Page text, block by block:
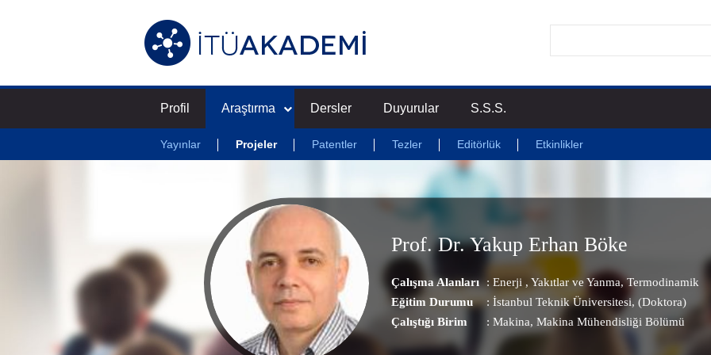
Profil Araştırma
Yayınlar Projeler Patentler Tezler Editörlük Etkinlikler
Dersler Duyurular S.S.S.
Prof. Dr. Yakup Erhan Böke
Çalışma Alanları : Enerji , Yakıtlar ve Yanma,Termodinamik
Eğitim Durumu
: İstanbul Teknik Üniversitesi, (Doktora)
Çalıştığı Birim
: Makina, Makina Mühendisliği Bölümü